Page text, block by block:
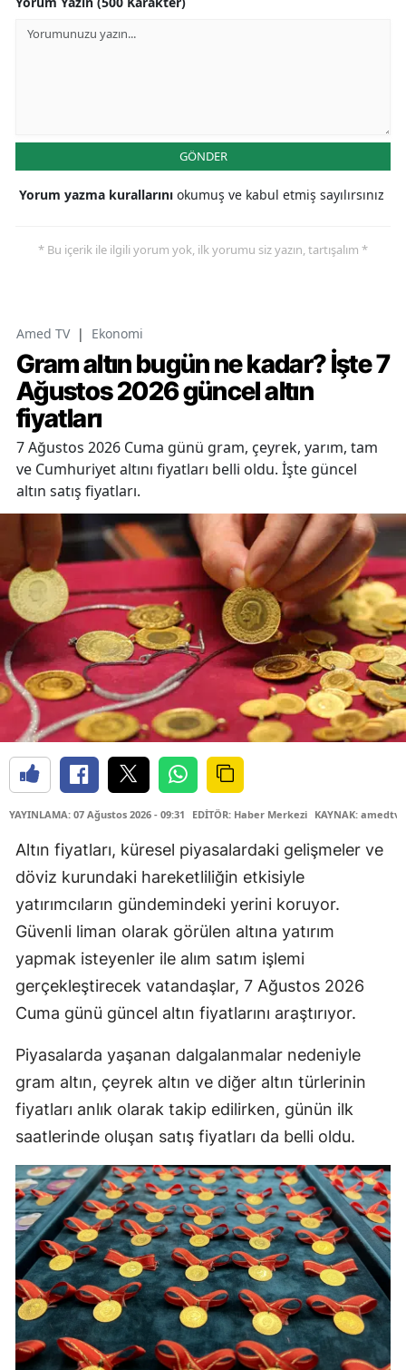
GÖNDER
Yorum yazma kurallarını okumuş ve kabul etmiş sayılırsınız
* Bu içerik ile ilgili yorum yok, ilk yorumu siz yazın, tartışalım *
Amed TV | Ekonomi
Gram altın bugün ne kadar? İşte 7
Ağustos 2026 güncel altın
fiyatları
7 Ağustos 2026 Cuma günü gram, çeyrek, yarım, tam
ve Cumhuriyet altını fiyatları belli oldu. İşte güncel
altın satış fiyatları.
YAYINLAMA: 07 Ağustos 2026 - 09:31 EDİTÖR: Haber Merkezi KAYNAK:
Altın fiyatları, küresel piyasalardaki gelişmeler ve
döviz kurundaki hareketliliğin etkisiyle
yatırımcıların gündemindeki yerini koruyor.
Güvenli liman olarak görülen altına yatırım
yapmak isteyenler ile alım satım işlemi
gerçekleştirecek vatandaşlar, 7 Ağustos 2026
Cuma günü güncel altın fiyatlarını araştırıyor.
Piyasalarda yaşanan dalgalanmalar nedeniyle
gram altın, çeyrek altın ve diğer altın türlerinin
fiyatları anlık olarak takip edilirken, günün ilk
saatlerinde oluşan satış fiyatları da belli oldu.